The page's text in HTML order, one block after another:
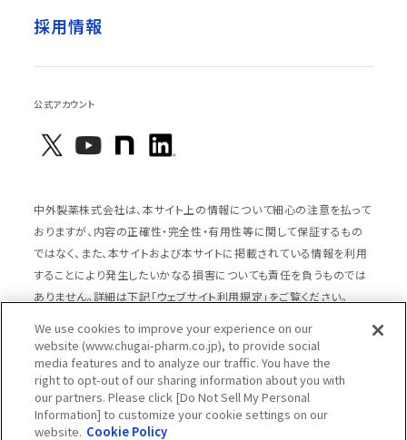
採用情報
公式アカウント
中外製薬株式会社は、本サイト上の情報について細心の注意を払って
おりますが、内容の正確性・完全性・有用性等に関して保証するもの
ではなく、また、本サイトおよび本サイトに掲載されている情報を利用
することにより発生したいかなる損害についても責任を負うものでは
ありません。詳細は下記「ウェブサイト利用規定」をご覧ください。
サイトマップ
ウェブサイト利用規定
個人情報の取扱いのご案内
ソーシャルメディアポリシー
推奨閲覧環境
ウェブアクセシビリティ対応
We use cookies to improve your experience on our
website (www.chugai-pharm.co.jp), to provide social
media features and to analyze our traffic. You have the
right to opt-out of our sharing information about you with
our partners. Please click [Do Not Sell My Personal
Information] to customize your cookie settings on our
website. Cookie Policy